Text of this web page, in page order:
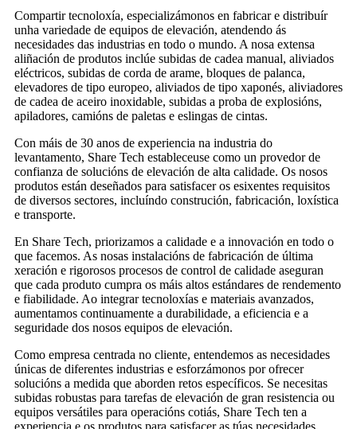
Compartir tecnoloxía, especializámonos en fabricar e distribuír
unha variedade de equipos de elevación, atendendo ás
necesidades das industrias en todo o mundo. A nosa extensa
aliñación de produtos inclúe subidas de cadea manual, aliviados
eléctricos, subidas de corda de arame, bloques de palanca,
elevadores de tipo europeo, aliviados de tipo xaponés, aliviadores
de cadea de aceiro inoxidable, subidas a proba de explosións,
apiladores, camións de paletas e eslingas de cintas.
Con máis de 30 anos de experiencia na industria do
levantamento, Share Tech estableceuse como un provedor de
confianza de solucións de elevación de alta calidade. Os nosos
produtos están deseñados para satisfacer os esixentes requisitos
de diversos sectores, incluíndo construción, fabricación, loxística
e transporte.
En Share Tech, priorizamos a calidade e a innovación en todo o
que facemos. As nosas instalacións de fabricación de última
xeración e rigorosos procesos de control de calidade aseguran
que cada produto cumpra os máis altos estándares de rendemento
e fiabilidade. Ao integrar tecnoloxías e materiais avanzados,
aumentamos continuamente a durabilidade, a eficiencia e a
seguridade dos nosos equipos de elevación.
Como empresa centrada no cliente, entendemos as necesidades
únicas de diferentes industrias e esforzámonos por ofrecer
solucións a medida que aborden retos específicos. Se necesitas
subidas robustas para tarefas de elevación de gran resistencia ou
equipos versátiles para operacións cotiás, Share Tech ten a
experiencia e os produtos para satisfacer as túas necesidades.